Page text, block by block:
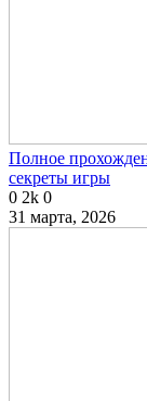
Полное
секреты игры
0 2k 0
31 марта, 2026